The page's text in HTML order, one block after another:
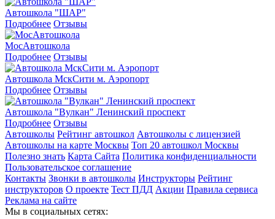
Автошкола "ШАР"
Подробнее Отзывы
МосАвтошкола
Подробнее Отзывы
Автошкола МскСити м. Аэропорт
Подробнее Отзывы
Автошкола "Вулкан" Ленинский проспект
Подробнее Отзывы
Автошколы Рейтинг автошкол Автошколы с лицензией
Автошколы на карте Москвы Топ 20 автошкол Москвы
Полезно знать Карта Сайта Политика конфиденциальности
Пользовательское соглашение
Контакты Звонки в автошколы Инструкторы Рейтинг
инструкторов О проекте Тест ПДД Акции Правила сервиса
Реклама на сайте
Мы в социальных сетях: